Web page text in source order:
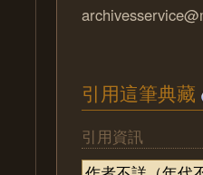
引用這筆典藏
引用資訊